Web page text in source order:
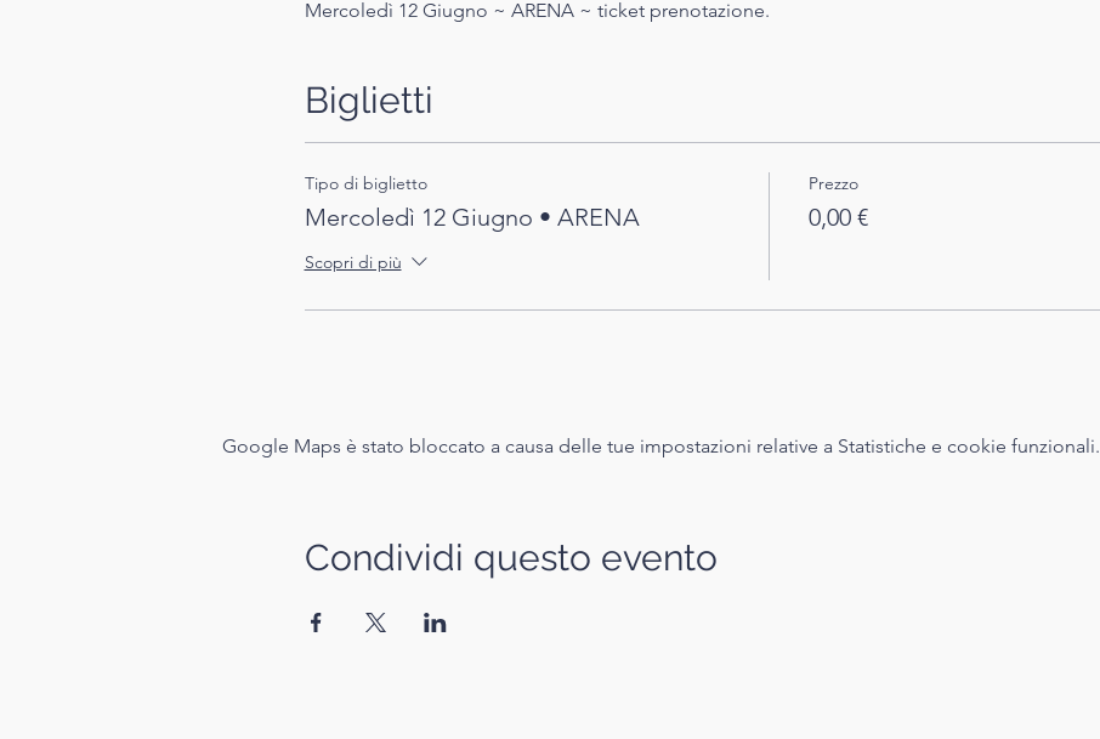
Mercoledì 12 Giugno ~ ARENA ~ ticket prenotazione.
Biglietti
Tipo di biglietto
Mercoledì 12 Giugno • ARENA
Scopri di più
Prezzo
0,00 €
Google Maps è stato bloccato a causa delle tue impostazioni relative a Statistiche e cookie funzionali.
Condividi questo evento